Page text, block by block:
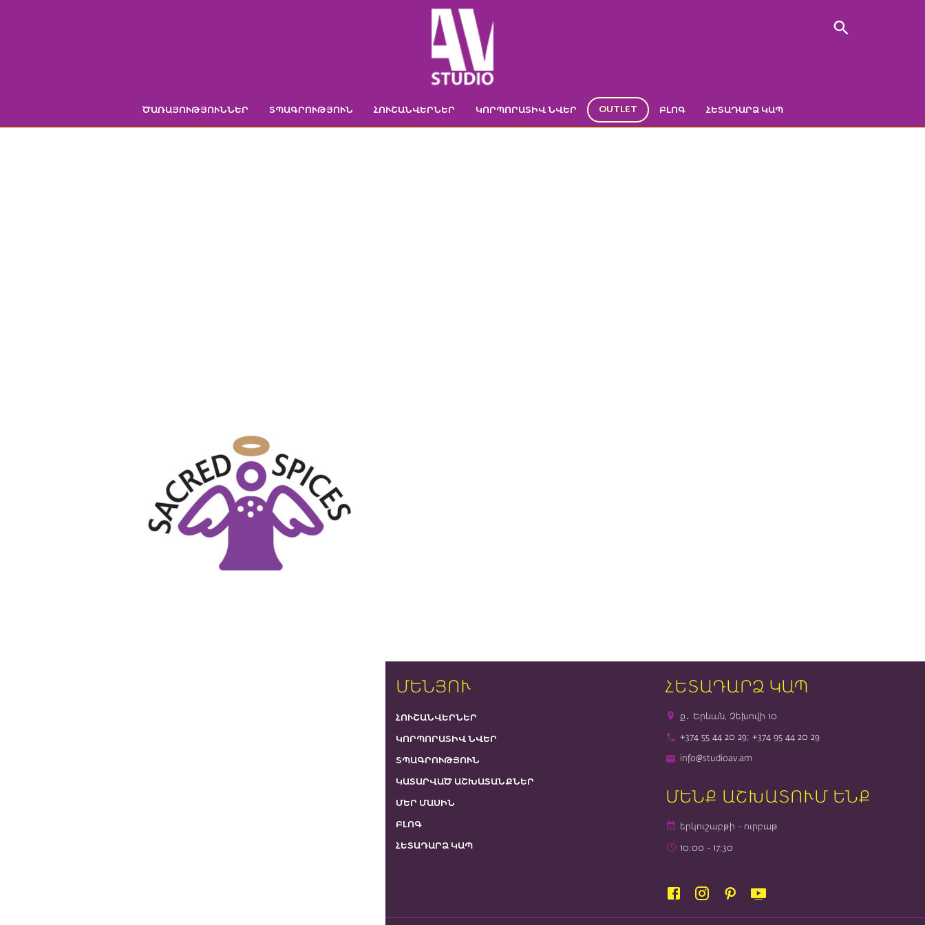
ԾԱՌԱՅՈՒԹՅՈՒՆՆԵՐ ՏՊԱԳՐՈՒԹՅՈՒՆ ՀՈՒՇԱՆՎԵՐՆԵՐ ԿՈՐՊՈՐԱՏԻՎ ՆՎԵՐ OUTLET ԲԼՈԳ ՀԵՏԱԴԱՐՁ ԿԱՊ
ՄԵՆՅՈՒ
ՀՈՒՇԱՆՎԵՐՆԵՐ
ԿՈՐՊՈՐԱՏԻՎ ՆՎԵՐ
ՏՊԱԳՐՈՒԹՅՈՒՆ
ԿԱՏԱՐՎԱԾ ԱՇԽԱՏԱՆՔՆԵՐ
ՄԵՐ ՄԱՍԻՆ
ԲԼՈԳ
ՀԵՏԱԴԱՐՁ ԿԱՊ
ՀԵՏԱԴԱՐՁ ԿԱՊ
ք․ Երևան, Չեխովի 10
+374 55 44 20 29; +374 95 44 20 29
info@studioav.am
ՄԵՆՔ ԱՇԽԱՏՈՒՄ ԵՆՔ
երկուշաբթի - ուրբաթ
10։00 - 17։30